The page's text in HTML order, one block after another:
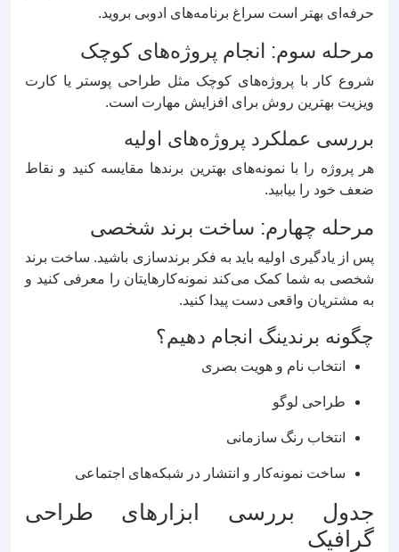
حرفه‌ای بهتر است سراغ برنامه‌های ادوبی بروید.
مرحله سوم: انجام پروژه‌های کوچک
شروع کار با پروژه‌های کوچک مثل طراحی پوستر یا کارت
ویزیت بهترین روش برای افزایش مهارت است.
بررسی عملکرد پروژه‌های اولیه
هر پروژه را با نمونه‌های بهترین برندها مقایسه کنید و نقاط
ضعف خود را بیابید.
مرحله چهارم: ساخت برند شخصی
پس از یادگیری اولیه باید به فکر برندسازی باشید. ساخت برند
شخصی به شما کمک می‌کند نمونه‌کارهایتان را معرفی کنید و
به مشتریان واقعی دست پیدا کنید.
چگونه برندینگ انجام دهیم؟
انتخاب نام و هویت بصری
طراحی لوگو
انتخاب رنگ سازمانی
ساخت نمونه‌کار و انتشار در شبکه‌های اجتماعی
جدول بررسی ابزارهای طراحی
گرافیک